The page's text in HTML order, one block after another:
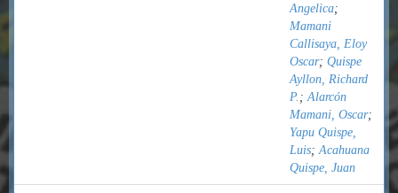
Angelica;
Mamani
Callisaya, Eloy
Oscar; Quispe
Ayllon, Richard
P. ;Alarcón
Mamani, Oscar;
Yapu Quispe,
Luis;Acahuana
Quispe, Juan